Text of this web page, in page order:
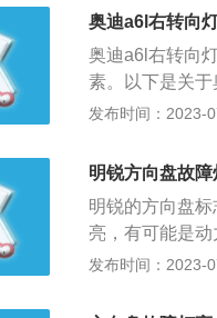
不同工况的空
的主要是检测
动，会导致混
流量传感器也
ECU，根据最
成混合气过稀或
奥迪a6l右转向
奥迪a6l右转向
素。以下是关
联盟迅速发展
0辆，汽车年产
司及其子公司
th技术公司，奥
等地设有生产厂
发布时间：2023-
明锐方向盘故
明锐的方向盘
亮，有可能是
管路中有异物
失灵，此时助
发布时间：2023-